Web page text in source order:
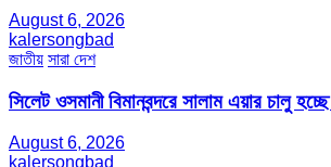
August 6, 2026
kalersongbad
জাতীয় সারা দেশ
সিলেট ওসমানী বিমানবন্দরে সালাম এয়ার চালু
August 6, 2026
kalersongbad